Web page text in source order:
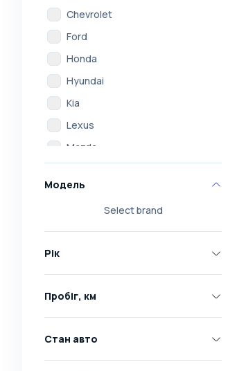
Chevrolet
Ford
Honda
Hyundai
Kia
Lexus
Mazda
Mitsubishi
Opel
Skoda
Volkswagen
Модель
Select brand
Рік
Пробіг, км
Стан авто